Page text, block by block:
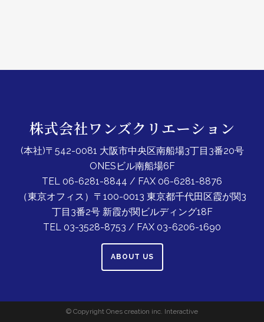
株式会社ワンズクリエーション
(本社)〒542-0081 大阪市中央区南船場3丁目3番20号
ONESビル南船場6F
TEL 06-6281-8844 / FAX 06-6281-8876
（東京オフィス）〒100-0013 東京都千代田区霞が関3
丁目3番2号 新霞が関ビルディング18F
TEL 03-3528-8753 / FAX 03-6206-1690
ABOUT US
© Copyright Ones creation inc. Interactive